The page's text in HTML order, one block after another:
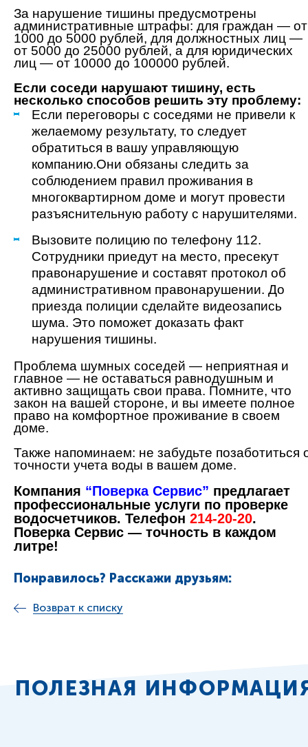
За нарушение тишины предусмотрены
административные штрафы: для граждан — от
1000 до 5000 рублей, для должностных лиц —
от 5000 до 25000 рублей, а для юридических
лиц — от 10000 до 100000 рублей.
Если соседи нарушают тишину, есть
несколько способов решить эту проблему:
Если переговоры с соседями не привели к
желаемому результату, то следует
обратиться в вашу управляющую
компанию.Они обязаны следить за
соблюдением правил проживания в
многоквартирном доме и могут провести
разъяснительную работу с нарушителями.
Вызовите полицию по телефону 112.
Сотрудники приедут на место, пресекут
правонарушение и составят протокол об
административном правонарушении. До
приезда полиции сделайте видеозапись
шума. Это поможет доказать факт
нарушения тишины.
Проблема шумных соседей — неприятная и
главное — не оставаться равнодушным и
активно защищать свои права. Помните, что
закон на вашей стороне, и вы имеете полное
право на комфортное проживание в своем
доме.
Также напоминаем: не забудьте позаботиться
точности учета воды в вашем доме.
Компания “Поверка Сервис” предлагает
профессиональные услуги по проверке
водосчетчиков. Телефон 214-20-20.
Поверка Сервис — точность в каждом
литре!
Понравилось? Расскажи друзьям:
Возврат к списку
ПОЛЕЗНАЯ